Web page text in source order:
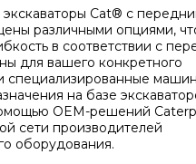
экскаваторы Cat® с
различными опциями,
в соответствии с
для вашего конкретного
специализированные
на базе
OEM-решений
сети производителей
оборудования.